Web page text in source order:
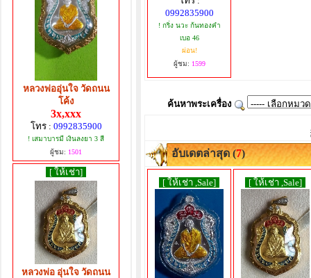
หลวงพ่ออุ่นใจ วัดถนน
โค้ง
3x,xxx
โทร : 0992835900
! เสมาบารมี เงินลงยา 3 สี
ผู้ชม: 1501
[ ให้เช่า]
หลวงพ่อ อุ่นใจ วัดถนน
0992835900
! กริ่ง นวะ ก้นทองคำ
เบอ 46
ผ่อน!
ผู้ชม: 1599
ค้นหาพระเครื่อง
อับเดตล่าสุด (7)
[ ให้เช่า ,Sale] [ ให้เช่า ,Sale]